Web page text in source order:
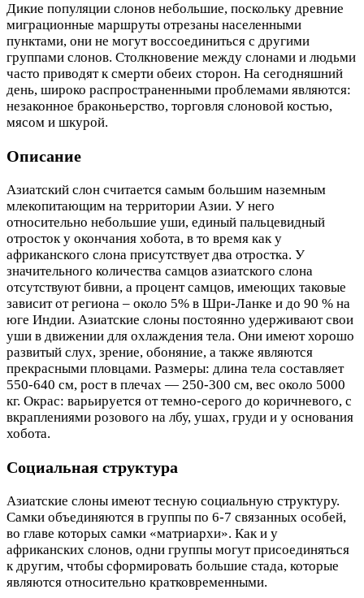
Дикие популяции слонов небольшие, поскольку древние
миграционные маршруты отрезаны населенными
пунктами, они не могут воссоединиться с другими
группами слонов. Столкновение между слонами и людьми
часто приводят к смерти обеих сторон. На сегодняшний
день, широко распространенными проблемами являются:
незаконное браконьерство, торговля слоновой костью,
мясом и шкурой.
Описание
Азиатский слон считается самым большим наземным
млекопитающим на территории Азии. У него
относительно небольшие уши, единый пальцевидный
отросток у окончания хобота, в то время как у
африканского слона присутствует два отростка. У
значительного количества самцов азиатского слона
отсутствуют бивни, а процент самцов, имеющих таковые
зависит от региона – около 5% в Шри-Ланке и до 90 % на
юге Индии. Азиатские слоны постоянно удерживают свои
уши в движении для охлаждения тела. Они имеют хорошо
развитый слух, зрение, обоняние, а также являются
прекрасными пловцами. Размеры: длина тела составляет
550-640 см, рост в плечах — 250-300 см, вес около 5000
кг. Окрас: варьируется от темно-серого до коричневого, с
вкраплениями розового на лбу, ушах, груди и у основания
хобота.
Социальная структура
Азиатские слоны имеют тесную социальную структуру.
Самки объединяются в группы по 6-7 связанных особей,
во главе которых самки «матриархи». Как и у
африканских слонов, одни группы могут присоединяться
к другим, чтобы сформировать большие стада, которые
являются относительно кратковременными.